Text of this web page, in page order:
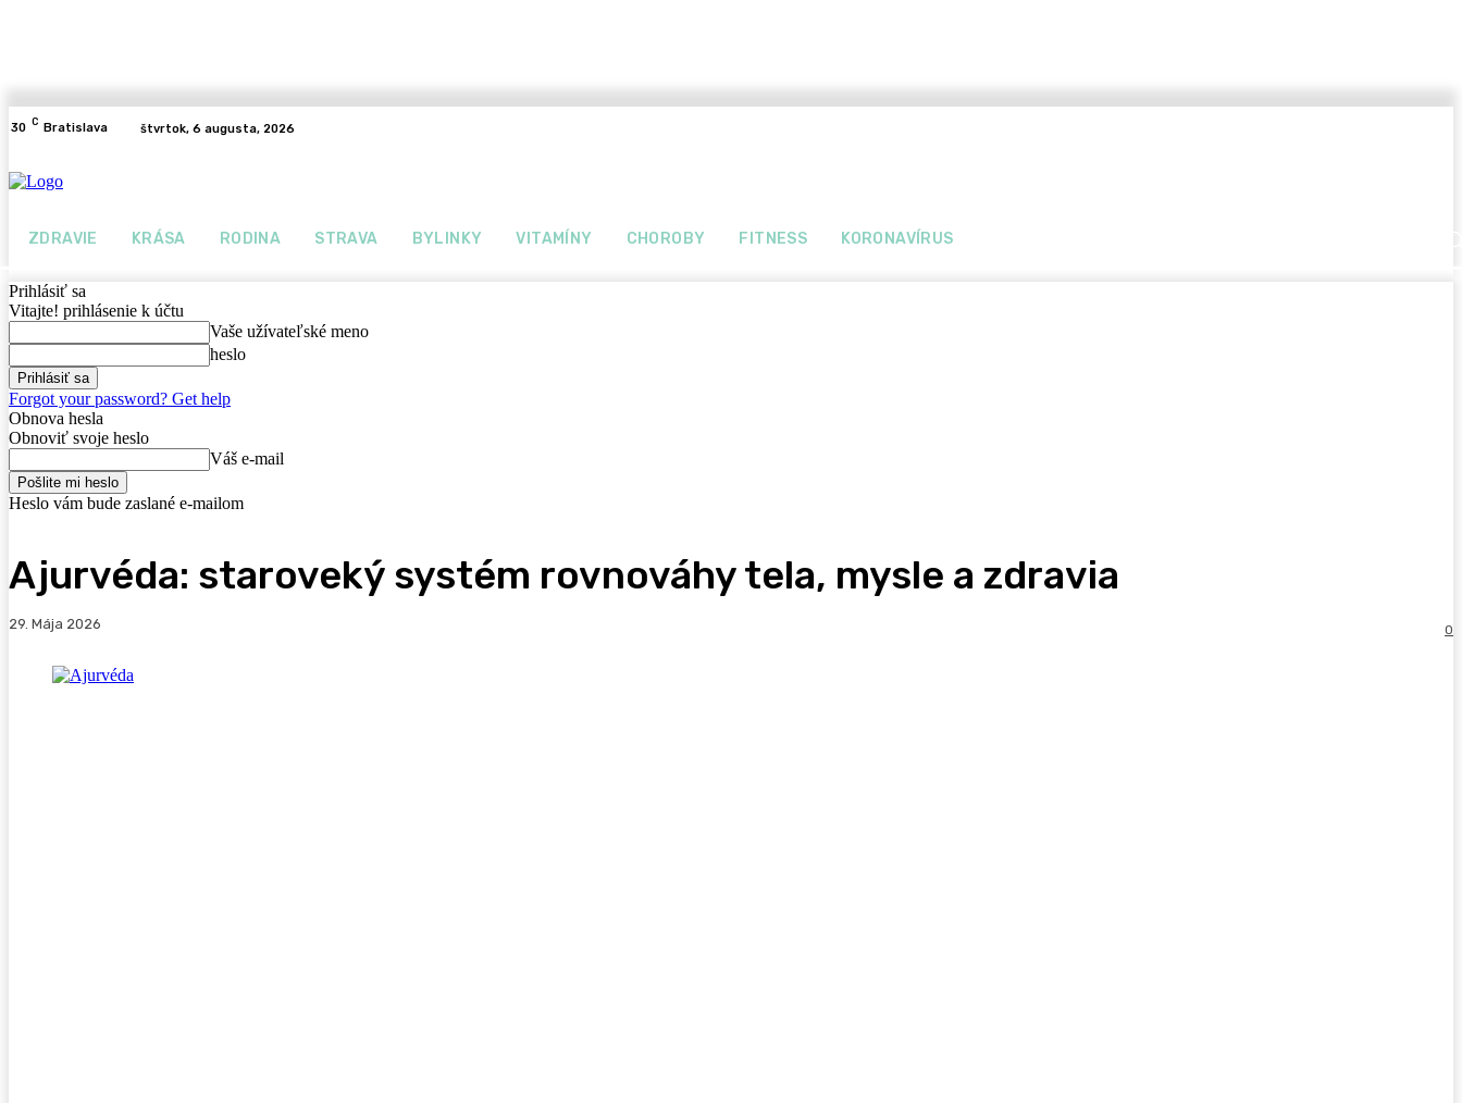
30 C Bratislava štvrtok, 6 augusta, 2026
ZDRAVIE KRÁSA RODINA STRAVA BYLINKY VITAMÍNY CHOROBY FITNESS KORONAVÍRUS
Prihlásiť sa
Vitajte! prihlásenie k účtu
Vaše užívateľské meno
heslo
Forgot your password? Get help
Obnova hesla
Obnoviť svoje heslo
Váš e-mail
Heslo vám bude zaslané e-mailom
Ajurvéda: staroveký systém rovnováhy tela, mysle a zdravia
29. Mája 2026 0